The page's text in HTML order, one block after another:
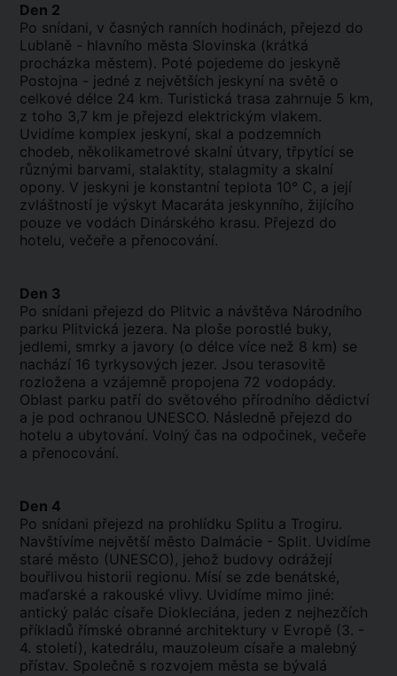
Den 2
Po snídani, v časných ranních hodinách, přejezd do
Lublaně - hlavního města Slovinska (krátká
procházka městem). Poté pojedeme do jeskyně
Postojna - jedné z největších jeskyní na světě o
celkové délce 24 km. Turistická trasa zahrnuje 5 km,
z toho 3,7 km je přejezd elektrickým vlakem.
Uvidíme komplex jeskyní, skal a podzemních
chodeb, několikametrové skalní útvary, třpytící se
různými barvami, stalaktity, stalagmity a skalní
opony. V jeskyni je konstantní teplota 10° C, a její
zvláštností je výskyt Macaráta jeskynního, žijícího
pouze ve vodách Dinárského krasu. Přejezd do
hotelu, večeře a přenocování.
Den 3
Po snídani přejezd do Plitvic a návštěva Národního
parku Plitvická jezera. Na ploše porostlé buky,
jedlemi, smrky a javory (o délce více než 8 km) se
nachází 16 tyrkysových jezer. Jsou terasovitě
rozložena a vzájemně propojena 72 vodopády.
Oblast parku patří do světového přírodního dědictví
a je pod ochranou UNESCO. Následně přejezd do
hotelu a ubytování. Volný čas na odpočinek, večeře
a přenocování.
Den 4
Po snídani přejezd na prohlídku Splitu a Trogiru.
Navštívíme největší město Dalmácie - Split. Uvidíme
staré město (UNESCO), jehož budovy odrážejí
bouřlivou historii regionu. Mísí se zde benátské,
maďarské a rakouské vlivy. Uvidíme mimo jiné:
antický palác císaře Diokleciána, jeden z nejhezčích
příkladů římské obranné architektury v Evropě (3. -
4. století), katedrálu, mauzoleum císaře a malebný
přístav. Společně s rozvojem města se bývalá